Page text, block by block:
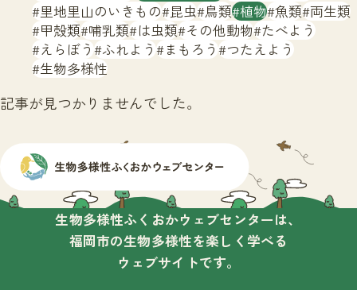
里地里山のいきもの 昆虫 鳥類 植物 魚類 両生類
甲殻類 哺乳類 は虫類 その他動物 たべよう
えらぼう ふれよう まもろう つたえよう
生物多様性
記事が見つかりませんでした。
生物多様性ふくおかウェブセンターは、
福岡市の生物多様性を楽しく学べる
ウェブサイトです。